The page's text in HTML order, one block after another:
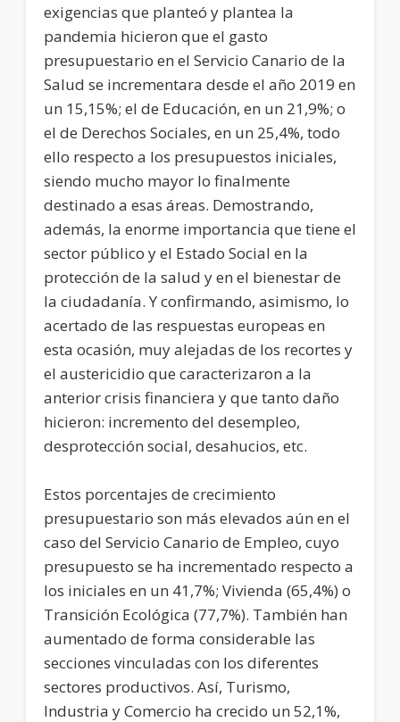
exigencias que planteó y plantea la
pandemia hicieron que el gasto
presupuestario en el Servicio Canario de la
Salud se incrementara desde el año 2019 en
un 15,15%; el de Educación, en un 21,9%; o
el de Derechos Sociales, en un 25,4%, todo
ello respecto a los presupuestos iniciales,
siendo mucho mayor lo finalmente
destinado a esas áreas. Demostrando,
además, la enorme importancia que tiene el
sector público y el Estado Social en la
protección de la salud y en el bienestar de
la ciudadanía. Y confirmando, asimismo, lo
acertado de las respuestas europeas en
esta ocasión, muy alejadas de los recortes y
el austericidio que caracterizaron a la
anterior crisis financiera y que tanto daño
hicieron: incremento del desempleo,
desprotección social, desahucios, etc.
Estos porcentajes de crecimiento
presupuestario son más elevados aún en el
caso del Servicio Canario de Empleo, cuyo
presupuesto se ha incrementado respecto a
los iniciales en un 41,7%; Vivienda (65,4%) o
Transición Ecológica (77,7%). También han
aumentado de forma considerable las
secciones vinculadas con los diferentes
sectores productivos. Así, Turismo,
Industria y Comercio ha crecido un 52,1%,